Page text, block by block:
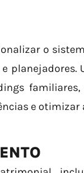
o
planejadores.
e